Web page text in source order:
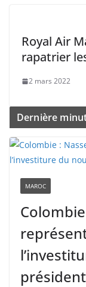
Royal Air
rapatrier
2 mars 2022
Dernière
MAROC
président